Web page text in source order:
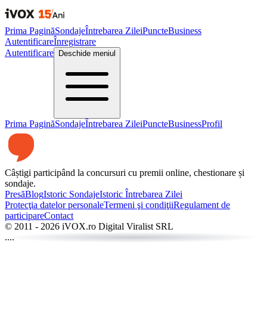
Prima PaginăSondajeÎntrebarea ZileiPuncteBusiness
AutentificareÎnregistrare
Autentificare
Deschide meniul
Prima PaginăSondajeÎntrebarea ZileiPuncteBusinessProfil
Câștigi participând la concursuri cu premii online, chestionare și
sondaje.
PresăBlogIstoric SondajeIstoric Întrebarea Zilei
Protecţia datelor personaleTermeni şi condiţiiRegulament de
participareContact
© 2011 - 2026 iVOX.ro Digital Viralist SRL
....